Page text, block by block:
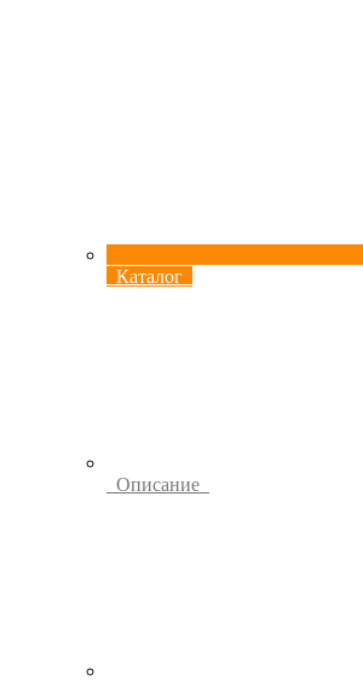
Каталог
Описание